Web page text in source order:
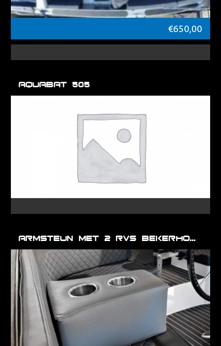
€650,00
Aquabat 505
Armsteun met 2 RVS bekerhouders